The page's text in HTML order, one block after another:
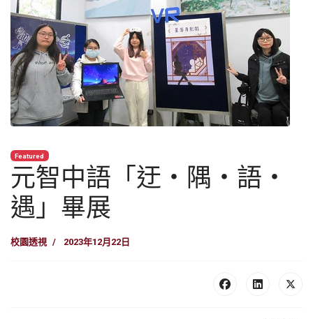
Featured
元智中語「迂‧隅‧語‧
遇」畢展
校園透視 2023年12月22日